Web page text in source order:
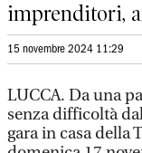
imprenditori,
15 novembre 2024 11:29
LUCCA. Da una
senza difficoltà
gara in casa della